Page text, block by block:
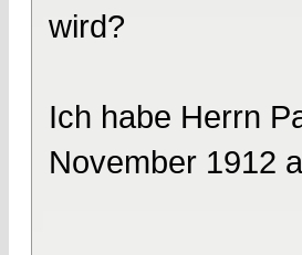
wird?
Ich habe Herrn
November 1912